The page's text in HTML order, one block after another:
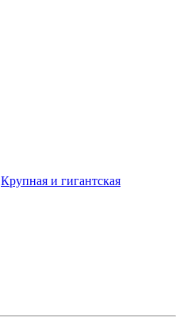
Крупная и гигантская